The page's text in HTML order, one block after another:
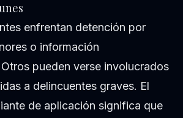
enfrentan detención por
o información
pueden verse involucrados
a delincuentes graves. El
de aplicación significa que